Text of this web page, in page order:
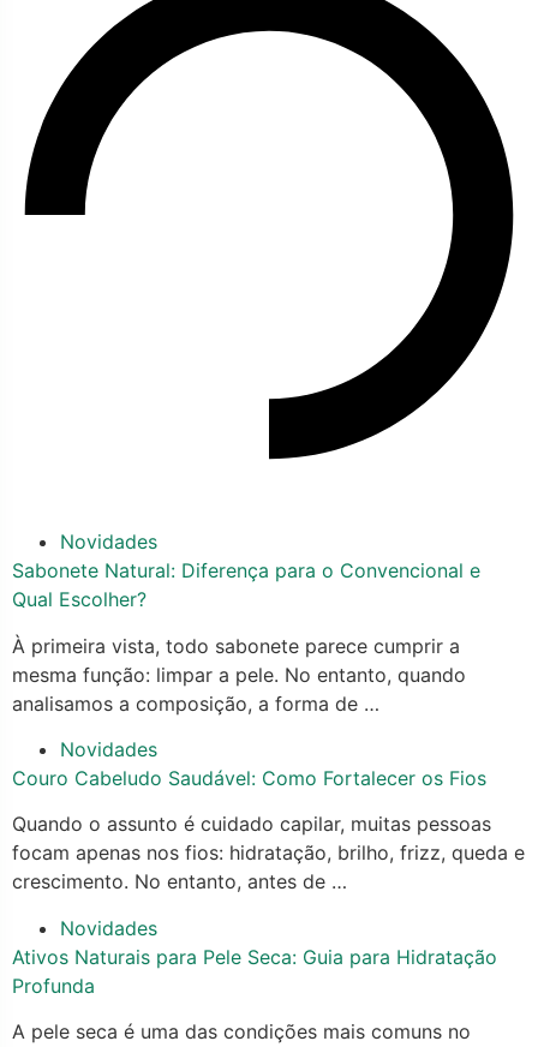
Novidades
Sabonete Natural: Diferença para o Convencional e
Qual Escolher?
À primeira vista, todo sabonete parece cumprir a
mesma função: limpar a pele. No entanto, quando
analisamos a composição, a forma de …
Novidades
Couro Cabeludo Saudável: Como Fortalecer os Fios
Quando o assunto é cuidado capilar, muitas pessoas
focam apenas nos fios: hidratação, brilho, frizz, queda e
crescimento. No entanto, antes de …
Novidades
Ativos Naturais para Pele Seca: Guia para Hidratação
Profunda
A pele seca é uma das condições mais comuns no